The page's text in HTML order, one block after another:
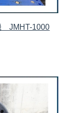
JMHT-1000